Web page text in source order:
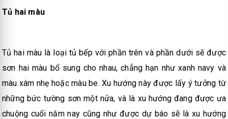
Tủ hai màu
Tủ hai màu là loại tủ bếp với phần trên và phần dưới sẽ được
sơn hai màu bổ sung cho nhau, chẳng hạn như xanh navy và
màu xám nhẹ hoặc màu be. Xu hướng này được lấy ý tưởng từ
những bức tường sơn một nửa, và là xu hướng đang được ưa
chuộng cuối năm nay cũng như được dự báo sẽ là xu hướng